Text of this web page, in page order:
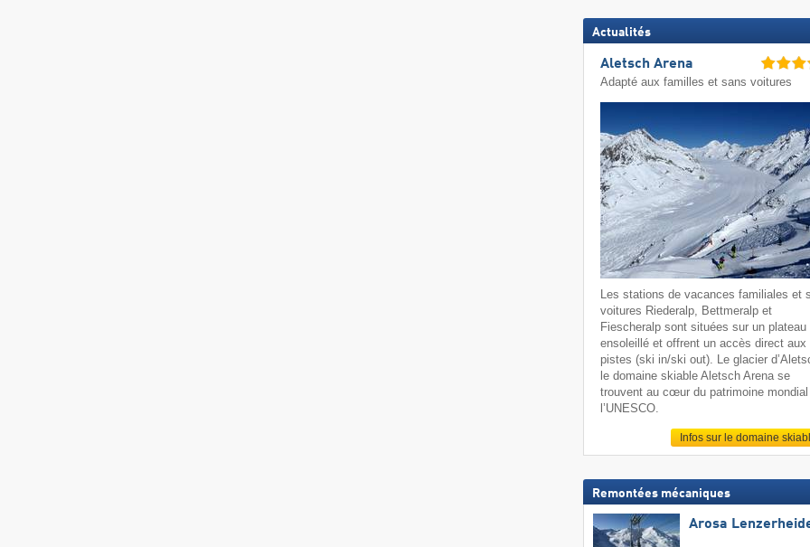
Actualités
Aletsch Arena
Adapté aux familles et sans voitures
Les stations de vacances familiales et
voitures Riederalp, Bettmeralp et
Fiescheralp sont situées sur un plateau
ensoleillé et offrent un accès direct aux
pistes (ski in/ski out). Le glacier
le domaine skiable Aletsch Arena se
trouvent au cœur du patrimoine
l’UNESCO.
Infos sur le domaine
Remontées mécaniques
Arosa